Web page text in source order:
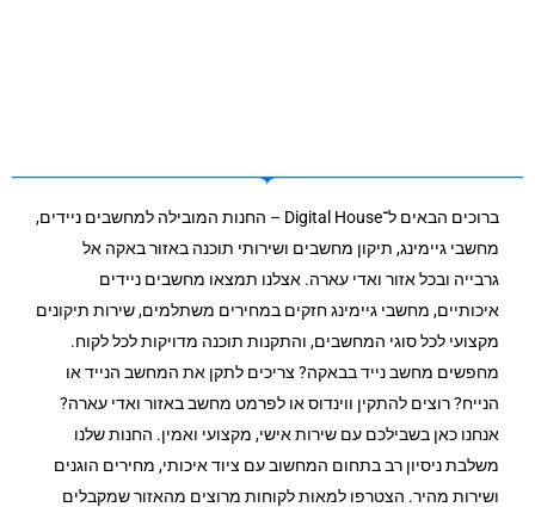
ברוכים הבאים ל־Digital House – החנות המובילה למחשבים ניידים,
מחשבי גיימינג, תיקון מחשבים ושירותי תוכנה באזור באקה אל
גרבייה ובכל אזור ואדי עארה. אצלנו תמצאו מחשבים ניידים
איכותיים, מחשבי גיימינג חזקים במחירים משתלמים, שירות תיקונים
מקצועי לכל סוגי המחשבים, והתקנות תוכנה מדויקות לכל לקוח.
מחפשים מחשב נייד בבאקה? צריכים לתקן את המחשב הנייד או
הנייח? רוצים להתקין ווינדוס או לפרמט מחשב באזור ואדי עארה?
אנחנו כאן בשבילכם עם שירות אישי, מקצועי ואמין. החנות שלנו
משלבת ניסיון רב בתחום המחשוב עם ציוד איכותי, מחירים הוגנים
ושירות מהיר. הצטרפו למאות לקוחות מרוצים מהאזור שמקבלים